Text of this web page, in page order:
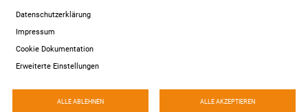
Datenschutzerklärung
Impressum
Cookie Dokumentation
Erweiterte Einstellungen
ALLE ABLEHNEN ALLE AKZEPTIEREN
Verpassen Sie keine Events mehr! Melden Sie sich für unseren
kostenlosen Newsletter an.